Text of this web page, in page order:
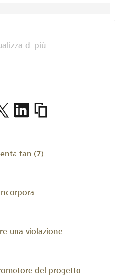
di più
https://
em-
fan (7)
una violazione
del progetto